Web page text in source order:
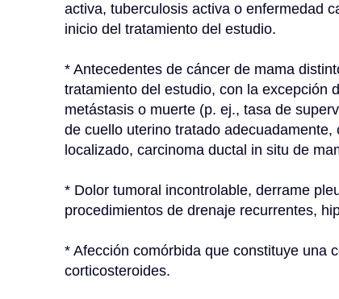
activa, tuberculosis activa o enfermedad
inicio del tratamiento del estudio.
* Antecedentes de cáncer de mama
tratamiento del estudio, con la excepción
metástasis o muerte (p. ej., tasa de
de cuello uterino tratado
localizado, carcinoma ductal in situ de
* Dolor tumoral incontrolable, derrame
procedimientos de drenaje recurrentes,
* Afección comórbida que constituye una
corticosteroides.